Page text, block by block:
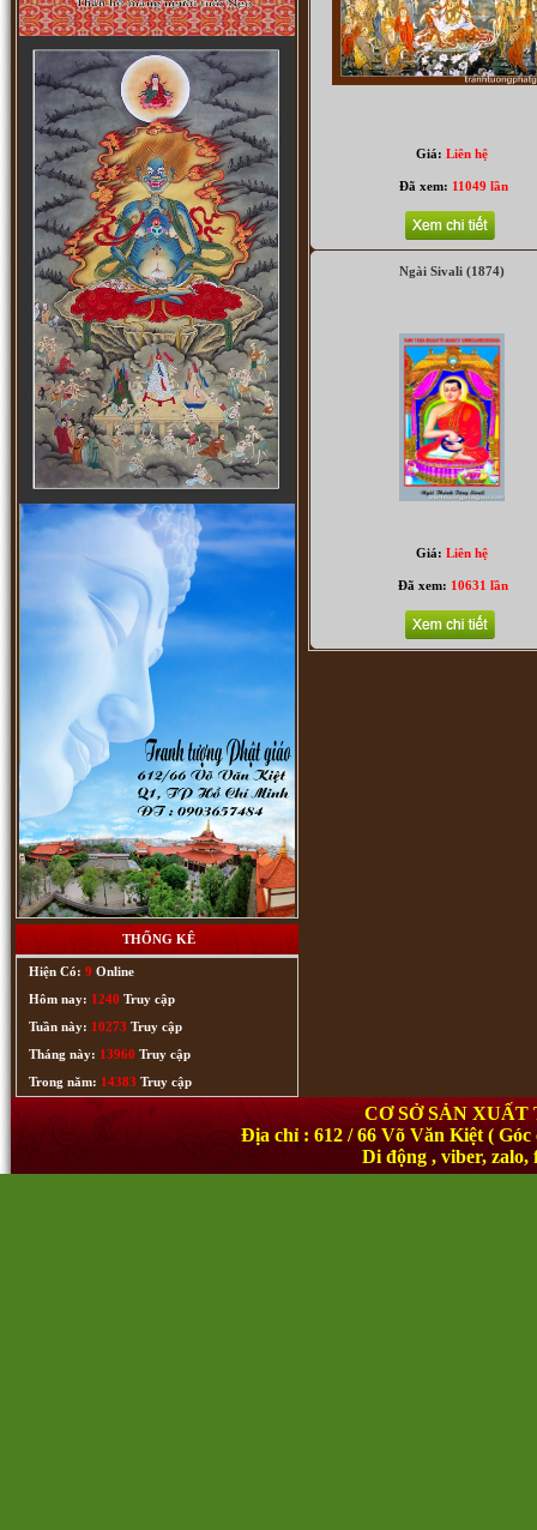
Ngũ phương Phật (4081)
Tranh A Di Đà Phật
Địa Tạng Vương Bồ Tát (5913)
Thập bát la hán (6844)
THỐNG KÊ
Hiện Có: 9 Online
Hôm nay: 1240 Truy cập
Tuần này: 10273 Truy cập
Tháng này: 13960 Truy cập
Trong năm: 14383 Truy cập
Giá: Liên hệ
Đã xem: 11049 lần
Ngài Sivali (1874)
Giá: Liên hệ
Đã xem: 10631 lần
CƠ SỞ SẢN
Địa chỉ : 612 / 66 Võ Văn Kiệt (
Di động , viber,